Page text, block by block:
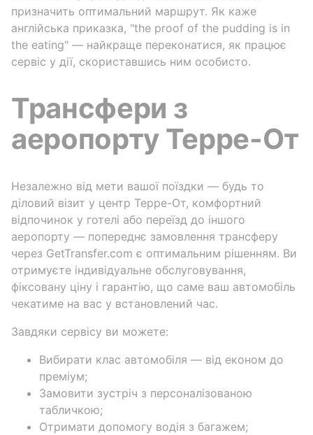
призначить оптимальний маршрут. Як каже
англійська приказка, "the proof of the pudding is in
the eating" — найкраще переконатися, як працює
сервіс у дії, скориставшись ним особисто.
Трансфери з
аеропорту Терре-От
Незалежно від мети вашої поїздки — будь то
діловий візит у центр Терре-От, комфортний
відпочинок у готелі або переїзд до іншого
аеропорту — попереднє замовлення трансферу
через GetTransfer.com є оптимальним рішенням. Ви
отримуєте індивідуальне обслуговування,
фіксовану ціну і гарантію, що саме ваш автомобіль
чекатиме на вас у встановлений час.
Завдяки сервісу ви можете:
Вибирати клас автомобіля — від економ до
преміум;
Замовити зустріч з персоналізованою
табличкою;
Отримати допомогу водія з багажем;